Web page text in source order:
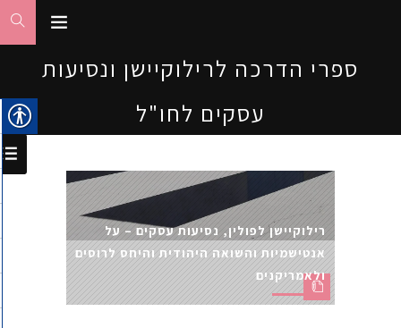
ספרי הדרכה לרילוקיישן ונסיעות
עסקים לחו"ל
רילוקיישן לפולין, נסיעות עסקים – על
אנטישמיות והשואה היהודית והיחס לרוסים
ולאמריקנים